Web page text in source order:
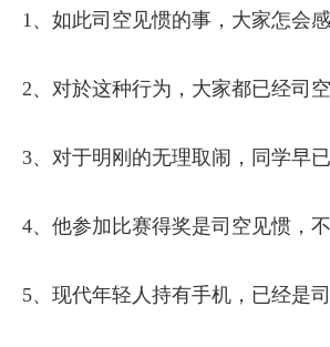
1、如此司空见惯的事，大家怎会
2、对於这种行为，大家都已经司空
3、对于明刚的无理取闹，同学早已
4、他参加比赛得奖是司空见惯，不
5、现代年轻人持有手机，已经是司